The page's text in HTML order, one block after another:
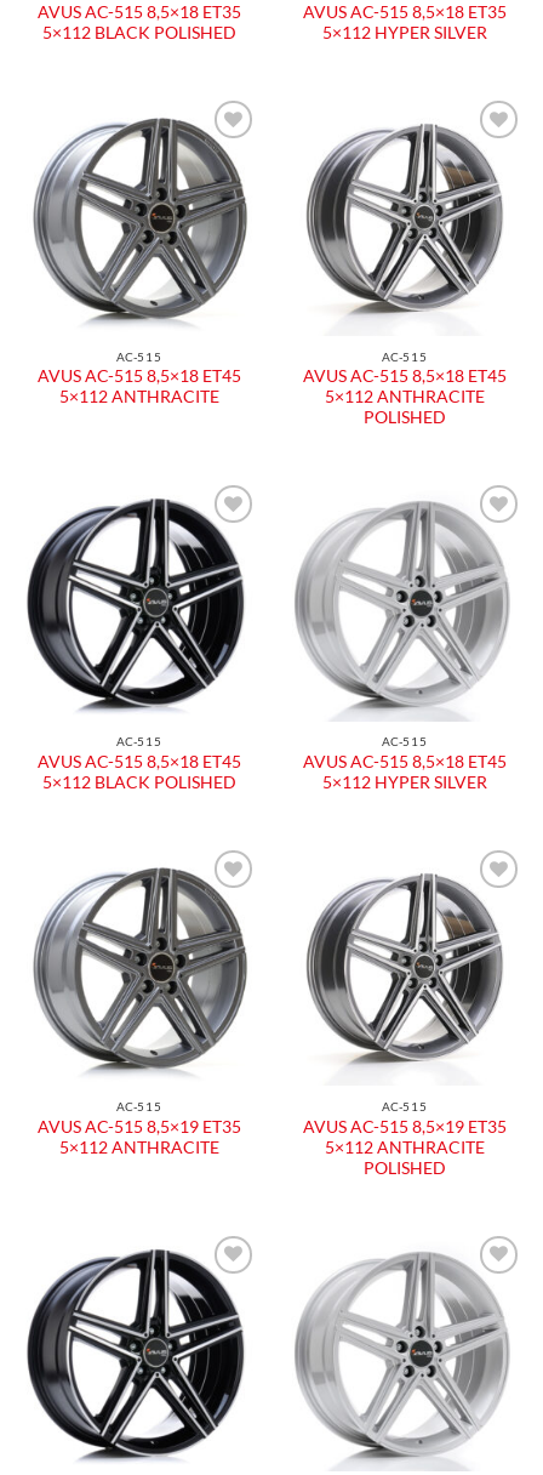
AVUS AC-515 8,5×18 ET35
5×112 BLACK POLISHED
AVUS AC-515 8,5×18 ET35
5×112 HYPER SILVER
Aggiungi
alla lista
dei
desideri
AC-515
AVUS AC-515 8,5×18 ET45
5×112 ANTHRACITE
Aggiungi
alla lista
dei
desideri
AC-515
AVUS AC-515 8,5×18 ET45
5×112 ANTHRACITE
POLISHED
Aggiungi
alla lista
dei
desideri
AC-515
AVUS AC-515 8,5×18 ET45
5×112 BLACK POLISHED
Aggiungi
alla lista
dei
desideri
AC-515
AVUS AC-515 8,5×18 ET45
5×112 HYPER SILVER
Aggiungi
alla lista
dei
desideri
AC-515
AVUS AC-515 8,5×19 ET35
5×112 ANTHRACITE
Aggiungi
alla lista
dei
desideri
AC-515
AVUS AC-515 8,5×19 ET35
5×112 ANTHRACITE
POLISHED
Aggiungi
alla lista
dei
desideri
Aggiungi
alla lista
dei
desideri